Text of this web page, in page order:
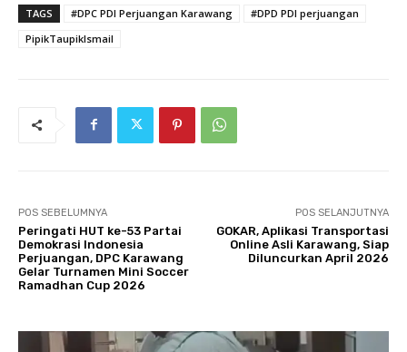
TAGS #DPC PDI Perjuangan Karawang
#DPD PDI perjuangan
PipikTaupikIsmail
POS SEBELUMNYA
Peringati HUT ke-53 Partai
Demokrasi Indonesia
Perjuangan, DPC Karawang
Gelar Turnamen Mini Soccer
Ramadhan Cup 2026
POS SELANJUTNYA
GOKAR, Aplikasi Transportasi
Online Asli Karawang, Siap
Diluncurkan April 2026